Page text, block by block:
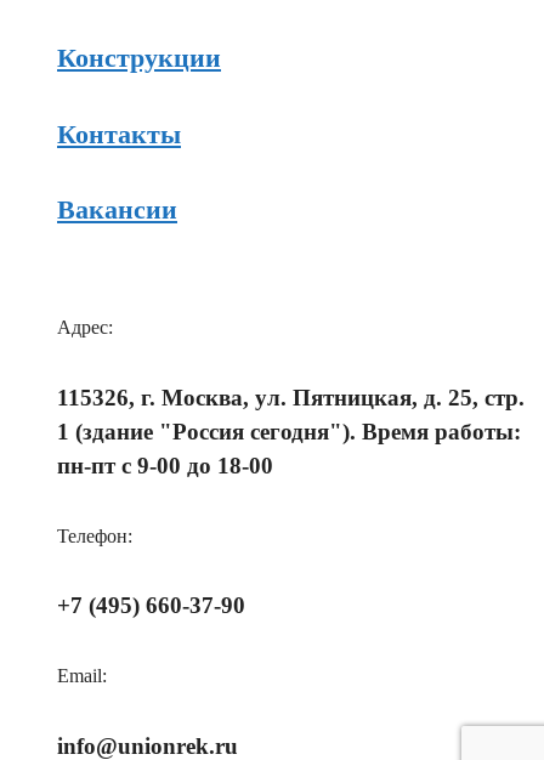
Конструкции
Контакты
Вакансии
Адрес:
115326, г. Москва, ул. Пятницкая, д. 25, стр.
1 (здание "Россия сегодня"). Время работы:
пн-пт с 9-00 до 18-00
Телефон:
+7 (495) 660-37-90
Email:
info@unionrek.ru